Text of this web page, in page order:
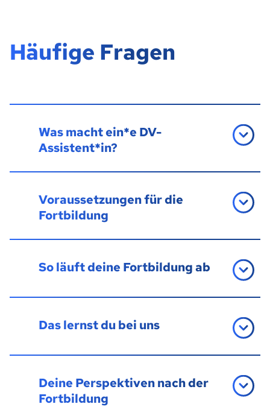
Häufige Fragen
Was macht ein*e DV-
Assistent*in?
Voraussetzungen für die
Fortbildung
So läuft deine Fortbildung ab
Das lernst du bei uns
Deine Perspektiven nach der
Fortbildung